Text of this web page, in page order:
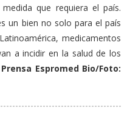
que requiera el país.
un bien no solo para el país
medicamentos
a incidir en la salud de los
Prensa Espromed Bio/Foto: